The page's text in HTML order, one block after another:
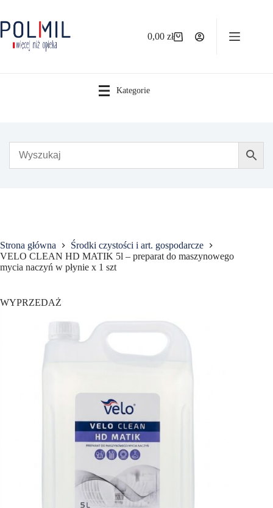
treści
Koszyk
0,00zł
Kategorie
Strona główna
Środki czystości i art. gospodarcze
VELO CLEAN HD MATIK 5l – preparat do maszynowego
mycia naczyń w płynie x 1 szt
WYPRZEDAŻ